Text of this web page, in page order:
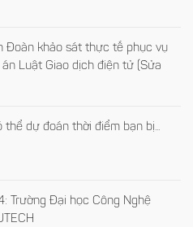
Đoàn khảo sát thực tế phục vụ
Luật Giao dịch điện tử (Sửa
thể dự đoán thời điểm bạn bị...
Trường Đại học Công Nghệ